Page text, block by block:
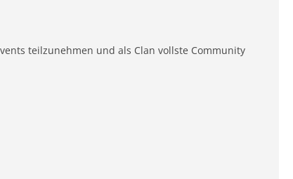
teilzunehmen und als Clan vollste Community